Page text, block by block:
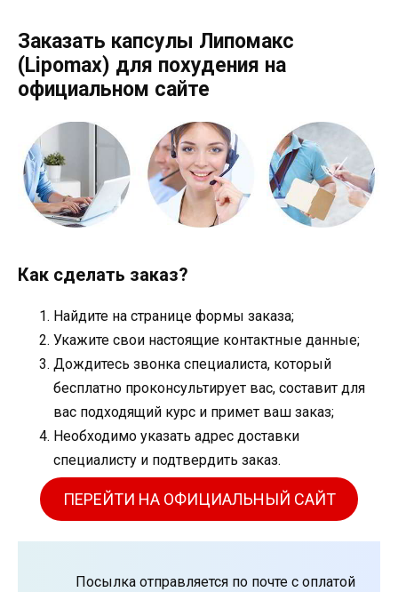
Заказать капсулы Липомакс
(Lipomax) для похудения на
официальном сайте
Как сделать заказ?
Найдите на странице формы заказа;
Укажите свои настоящие контактные данные;
Дождитесь звонка специалиста, который
бесплатно проконсультирует вас, составит для
вас подходящий курс и примет ваш заказ;
Необходимо указать адрес доставки
специалисту и подтвердить заказ.
ПЕРЕЙТИ НА ОФИЦИАЛЬНЫЙ САЙТ
Посылка отправляется по почте с оплатой